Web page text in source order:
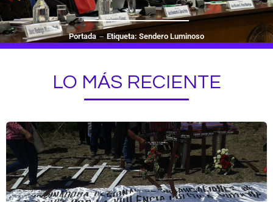
Portada Etiqueta: Sendero Luminoso
LO MÁS RECIENTE